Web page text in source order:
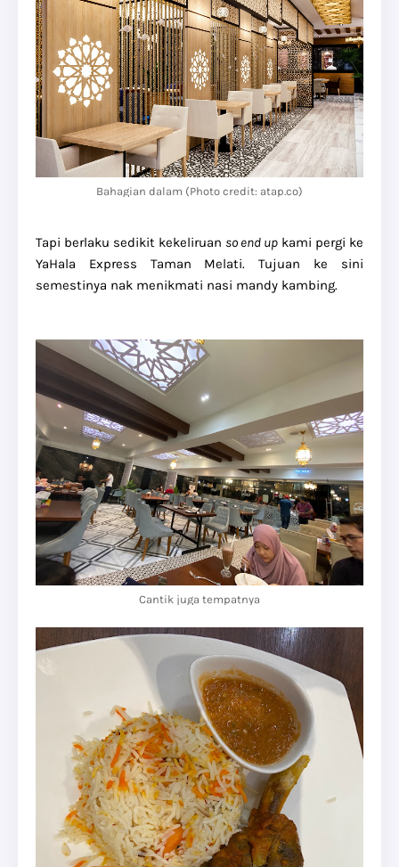
Bahagian dalam (Photo credit: atap.co)
Tapi berlaku sedikit kekeliruan so end up kami pergi ke
YaHala Express Taman Melati. Tujuan ke sini
semestinya nak menikmati nasi mandy kambing.
Cantik juga tempatnya